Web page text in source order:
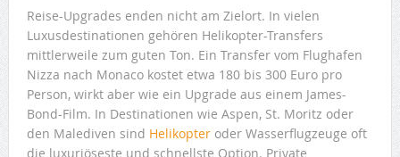
Reise-Upgrades enden nicht am Zielort. In vielen
Luxusdestinationen gehören Helikopter-Transfers
mittlerweile zum guten Ton. Ein Transfer vom Flughafen
Nizza nach Monaco kostet etwa 180 bis 300 Euro pro
Person, wirkt aber wie ein Upgrade aus einem James-
Bond-Film. In Destinationen wie Aspen, St. Moritz oder
den Malediven sind Helikopteroder Wasserflugzeuge oft
die luxuriöseste und schnellste Option. Private